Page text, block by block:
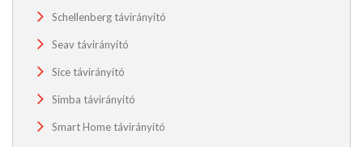
Schellenberg távirányító
Seav távirányító
Sice távirányító
Simba távirányító
Smart Home távirányító